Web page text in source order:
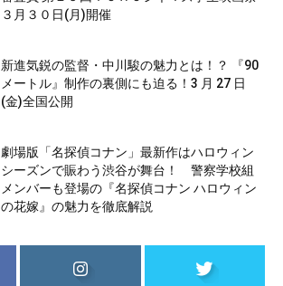
３月３０日(月)開催
新進気鋭の監督・中川駿の魅力とは！？ 『90
メートル』制作の裏側にも迫る！3 月 27 日
(金)全国公開
劇場版「名探偵コナン」最新作はハロウィン
シーズンで賑わう渋谷が舞台！ 警察学校組
メンバーも登場の『名探偵コナン ハロウィン
の花嫁』の魅力を徹底解説